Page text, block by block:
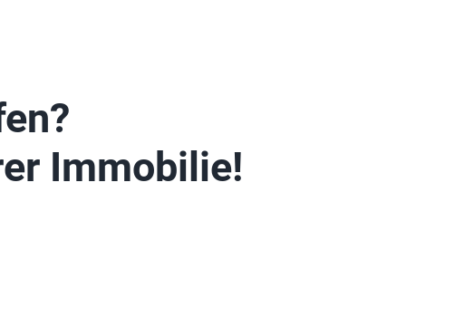
Immobilie!